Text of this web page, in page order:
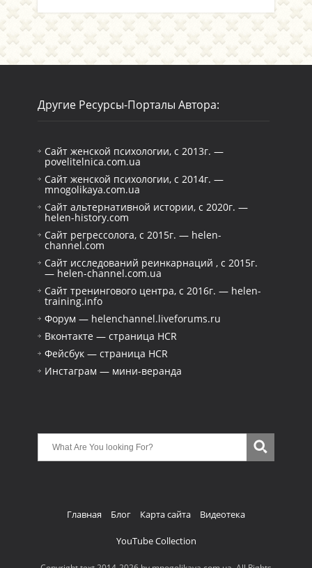
Другие Ресурсы-Порталы Автора:
Сайт женской психологии, с 2013г. —
povelitelnica.com.ua
Сайт женской психологии, с 2014г. —
mnogolikaya.com.ua
Сайт альтернативной истории, с 2020г. —
helen-history.com
Сайт регрессолога, с 2015г. — helen-
channel.com
Сайт исследований реинкарнаций , с 2015г.
— helen-channel.com.ua
Сайт тренингового центра, с 2016г. — helen-
training.info
Форум — helenchannel.liveforums.ru
Вконтакте — страница HCR
Фейсбук — страница HCR
Инстаграм — мини-веранда
Главная Блог Карта сайта Видеотека
YouTube Collection